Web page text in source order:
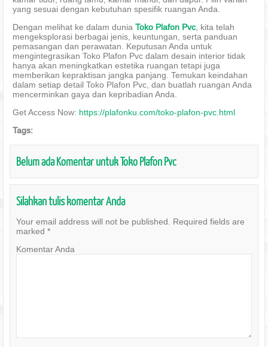
yang sesuai dengan kebutuhan spesifik ruangan Anda.
Dengan melihat ke dalam dunia Toko Plafon Pvc , kita telah
mengeksplorasi berbagai jenis, keuntungan, serta panduan
pemasangan dan perawatan. Keputusan Anda untuk
mengintegrasikan Toko Plafon Pvc dalam desain interior tidak
hanya akan meningkatkan estetika ruangan tetapi juga
memberikan kepraktisan jangka panjang. Temukan keindahan
dalam setiap detail Toko Plafon Pvc, dan buatlah ruangan Anda
mencerminkan gaya dan kepribadian Anda.
Get Access Now: https://plafonku.com/toko-plafon-pvc.html
Tags:
Belum ada Komentar untuk Toko Plafon Pvc
Silahkan tulis komentar Anda
Your email address will not be published.
Required fields are
marked *
Komentar Anda